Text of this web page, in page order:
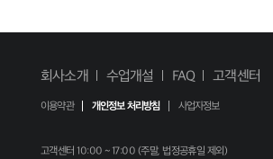
회사소개 수업개설 FAQ 고객센터
이용약관 개인정보 처리방침 사업자정보
고객센터10:00 ~ 17:00 (주말, 법정공휴일 제외)